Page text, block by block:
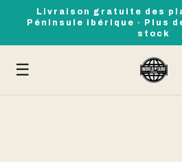
Livraison gratuite des
Péninsule ibérique · Plus
stock
☰